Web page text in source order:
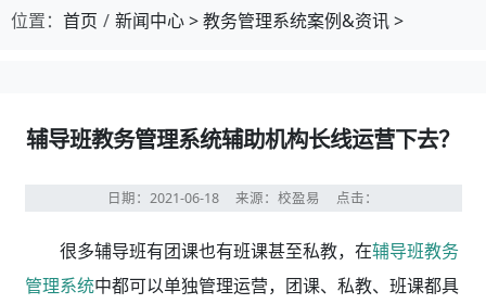
位置： 首页 新闻中心>教务管理系统案例&资讯>
辅导班教务管理系统辅助机构长线运营下去？
日期：2021-06-18 来源：校盈易 点击：
很多辅导班有团课也有班课甚至私教，在辅导班教务
管理系统中都可以单独管理运营，团课、私教、班课都具